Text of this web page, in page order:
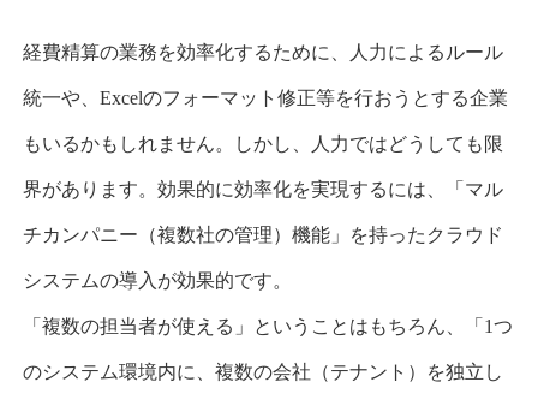
経費精算の業務を効率化するために、人力によるルール
統一や、Excelのフォーマット修正等を行おうとする企業
もいるかもしれません。しかし、人力ではどうしても限
界があります。効果的に効率化を実現するには、 「マル
チカンパニー（複数社の管理）機能」を持ったクラウド
システムの導入が効果的です。
「複数の担当者が使える」ということはもちろん、「 1つ
のシステム環境内に、複数の会社（テナント）を独立し